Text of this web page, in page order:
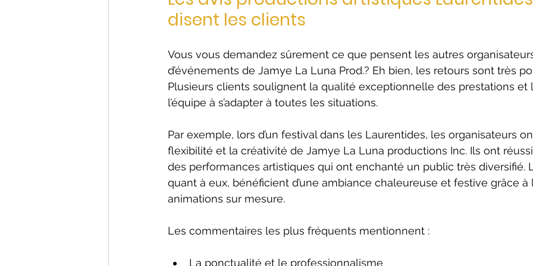
disent les clients
Vous vous demandez sûrement ce que pensent les autres
d’événements de Jamye La Luna Prod.? Eh bien, les retours sont très
Plusieurs clients soulignent la qualité exceptionnelle des prestations et
l’équipe à s’adapter à toutes les situations.
Par exemple, lors d’un festival dans les Laurentides, les organisateurs
flexibilité et la créativité de Jamye La Luna productions Inc. Ils ont
des performances artistiques qui ont enchanté un public très diversifié.
quant à eux, bénéficient d’une ambiance chaleureuse et festive grâce à
animations sur mesure.
Les commentaires les plus fréquents mentionnent :
La ponctualité et le professionnalisme